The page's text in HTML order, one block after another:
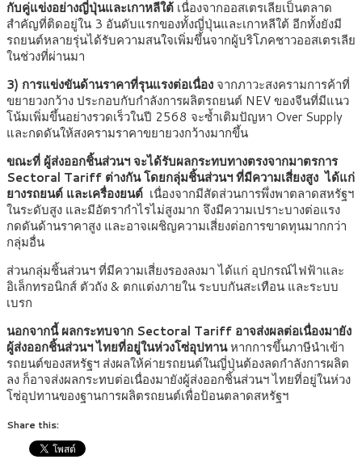
กับคู่แข่งอย่างญี่ปุ่นและเกาหลีใต้ เนื่องจากออสเตรเลียเป็นตลาด
สำคัญที่ติดอยู่ใน 3 อันดับแรกของทั้งญี่ปุ่นและเกาหลีใต้ อีกทั้งยังมี
รถยนต์หลายรุ่นได้รับความสนใจเพิ่มขึ้นจากผู้บริโภคชาวออสเตรเลีย
ในช่วงที่ผ่านมา
3) การแข่งขันด้านราคาที่รุนแรงต่อเนื่อง จากภาวะสงครามการค้าที่
ขยายวงกว้าง ประกอบกับกำลังการผลิตรถยนต์ NEV ของจีนที่มีแนว
โน้มเพิ่มขึ้นอย่างรวดเร็วในปี 2568 จะซ้ำเติมปัญหา Over Supply
และกดดันให้สงครามราคาขยายวงกว้างมากขึ้น
ขณะที่ ผู้ส่งออกชิ้นส่วนฯ จะได้รับผลกระทบทางตรงจากมาตรการ
Sectoral Tariff ต่างกัน โดยกลุ่มชิ้นส่วนฯ ที่มีความเสี่ยงสูง ได้แก่
ยางรถยนต์ และเครื่องยนต์ เนื่องจากมีสัดส่วนการพึ่งพาตลาดสหรัฐฯ
ในระดับสูง และมีอัตรากำไรไม่สูงมาก จึงมีความเปราะบางต่อแรง
กดดันด้านราคาสูง และอาจเผชิญความเสี่ยงต่อการขาดทุนมากกว่า
กลุ่มอื่น
ส่วนกลุ่มชิ้นส่วนฯ ที่มีความเสี่ยงรองลงมา ได้แก่ อุปกรณ์ไฟฟ้าและ
อิเล็กทรอนิกส์ ตัวถัง & ตกแต่งภายใน ระบบกันสะเทือน และระบบ
เบรก
นอกจากนี้ ผลกระทบจาก Sectoral Tariff อาจส่งผลต่อเนื่องมายัง
ผู้ส่งออกชิ้นส่วนฯ ไทยที่อยู่ในห่วงโซ่อุปทานหากการขึ้นภาษีนำเข้า
รถยนต์ของสหรัฐฯ ส่งผลให้ค่ายรถยนต์ในญี่ปุ่นต้องลดกำลังการผลิต
ลง ก็อาจส่งผลกระทบต่อเนื่องมายังผู้ส่งออกชิ้นส่วนฯ ไทยที่อยู่ในห่วง
โซ่อุปทานของฐานการผลิตรถยนต์เพื่อป้อนตลาดสหรัฐฯ
Share this: